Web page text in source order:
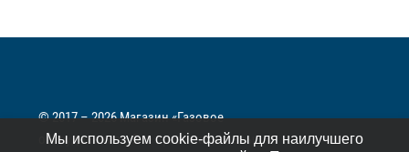
© 2017 – 2026 Магазин «Газовое
оборудование». Все права защищены.
Мы используем cookie-файлы для наилучшего